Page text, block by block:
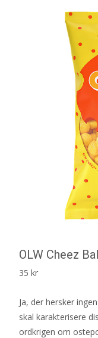
OLW Cheez
35 kr
Ja, der hersker
skal karakterisere
ordkrigen om